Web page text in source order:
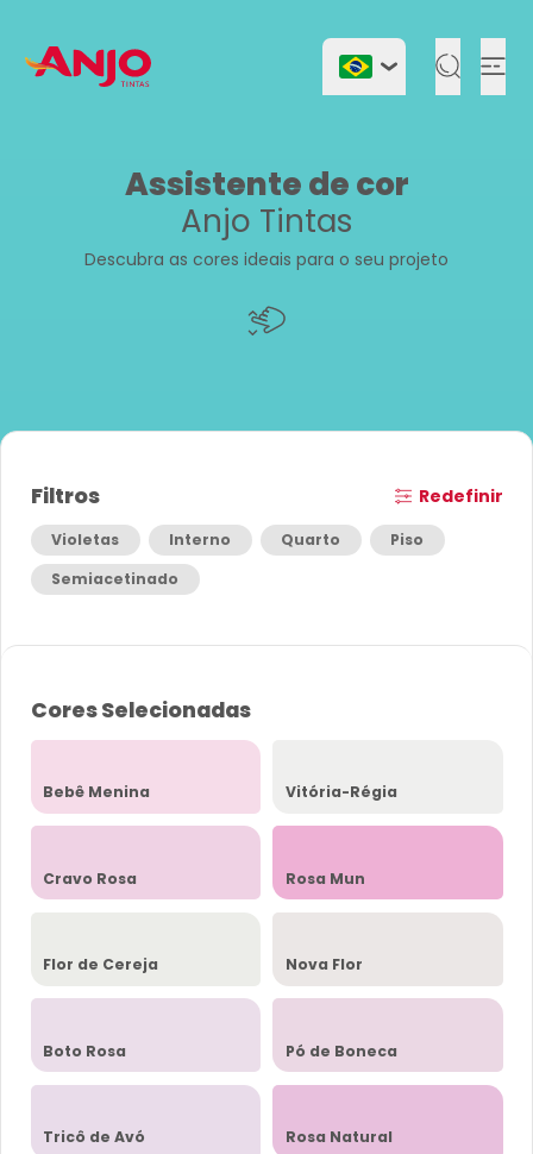
Assistente de cor
Anjo Tintas
Descubra as cores ideais para o seu projeto
Filtros Redefinir
Violetas Interno Quarto
Piso
Semiacetinado
Cores Selecionadas
Bebê Menina Vitória-Régia
Cravo Rosa Rosa Mun
Flor de Cereja Nova Flor
Boto Rosa Pó de Boneca
Tricô de Avó Rosa Natural